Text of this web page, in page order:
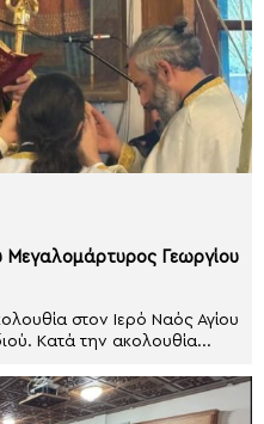
Μεγαλομάρτυρος Γεωργίου
στον Ιερό Ναός Αγίου
Κατά την ακολουθία...